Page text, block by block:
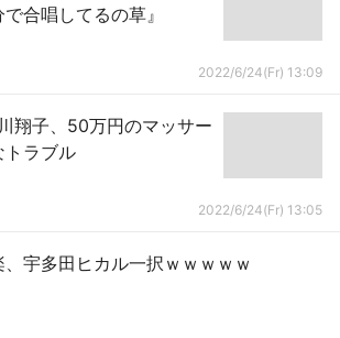
合唱してるの草』
2022/6/24(Fr) 13:09
翔子、50万円のマッサー
トラブル
2022/6/24(Fr) 13:05
宇多田ヒカル一択ｗｗｗｗｗ